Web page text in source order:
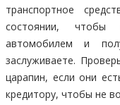
транспортное
состоянии, чтобы
автомобилем и
заслуживаете.
царапин, если они
кредитору, чтобы не